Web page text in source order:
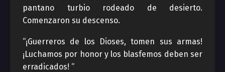
pantano turbio rodeado de desierto.
Comenzaron su descenso.
“¡Guerreros de los Dioses, tomen sus armas!
¡Luchamos por honor y los blasfemos deben ser
erradicados! “